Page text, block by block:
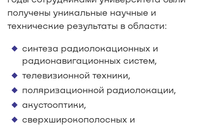
получены уникальные научные и
технические результаты в области:
синтеза радиолокационных и
радионавигационных систем,
телевизионной техники,
поляризационной радиолокации,
акустооптики,
сверхширокополосных и